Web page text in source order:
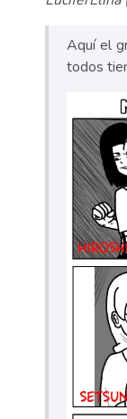
Aquí el
todos